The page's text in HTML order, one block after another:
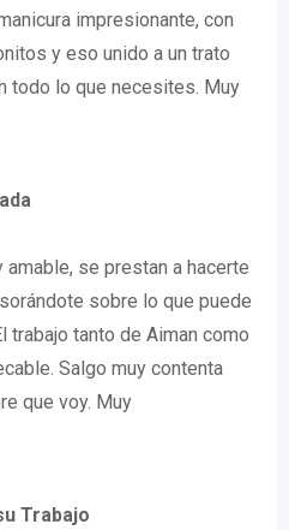
impresionante, con
y eso unido a un trato
todo lo que necesites. Muy
se prestan a hacerte
sobre lo que puede
trabajo tanto de Aiman como
Salgo muy contenta
que voy. Muy
Trabajo